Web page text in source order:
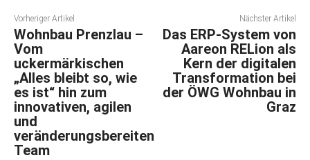
Vorheriger Artikel
Wohnbau Prenzlau –
Vom
uckermärkischen
„Alles bleibt so, wie
es ist“ hin zum
innovativen, agilen
und
veränderungsbereiten
Team
Nächster Artikel
Das ERP-System von
Aareon RELion als
Kern der digitalen
Transformation bei
der ÖWG Wohnbau in
Graz